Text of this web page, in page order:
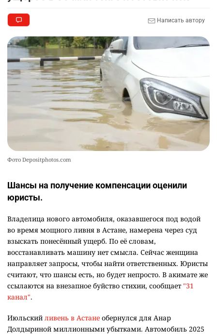
9
10
🏠 Оправданному пастуху из Актобе подарили
квартиру
2387 7 72
Написать автору
Фото Depositphotos.com
Шансы на получение компенсации оценили
юристы.
Владелица нового автомобиля, оказавшегося под водой
во время мощного ливня в Астане, намерена через суд
взыскать понесённый ущерб. По её словам,
восстанавливать машину нет смысла. Сейчас женщина
направляет запросы, чтобы найти ответственных. Юристы
считают, что шансы есть, но будет непросто. В акимате же
ссылаются на внезапное буйство стихии, сообщает "31
канал".
Июльский ливень в Астане обернулся для Анар
Долдыриной миллионными убытками. Автомобиль 2025